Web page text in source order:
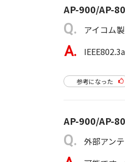
AP-900/AP-
アイコム
参考になった
AP-900/AP-
外部アン